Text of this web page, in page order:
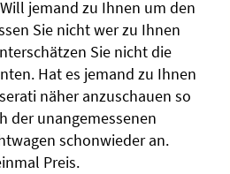
jemand zu Ihnen um den
Sie nicht wer zu Ihnen
Sie nicht die
Hat es jemand zu Ihnen
näher anzuschauen so
der unangemessenen
schonwieder an.
Preis.